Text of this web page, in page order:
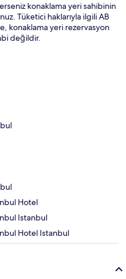
konaklama yeri sahibinin
Tüketici haklarıyla ilgili AB
konaklama yeri rezervasyon
değildir.
Hotel
Istanbul
Hotel Istanbul